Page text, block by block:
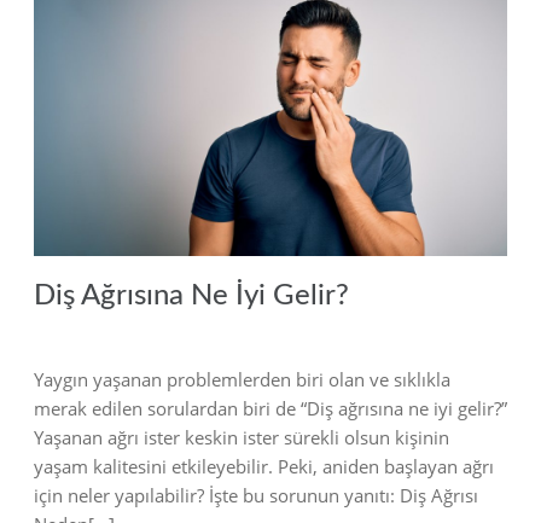
Diş Ağrısına Ne İyi Gelir?
Yaygın yaşanan problemlerden biri olan ve sıklıkla
merak edilen sorulardan biri de “Diş ağrısına ne iyi gelir?”
Yaşanan ağrı ister keskin ister sürekli olsun kişinin
yaşam kalitesini etkileyebilir. Peki, aniden başlayan ağrı
için neler yapılabilir? İşte bu sorunun yanıtı: Diş Ağrısı